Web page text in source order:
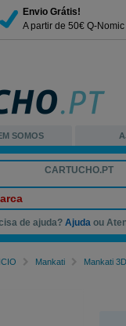
Envio Grátis!
A partir de 50€ Q-Nomic
SOMOS
CARTUCHO.PT
de ajuda?Ajuda ou
Mankati Mankati 3D